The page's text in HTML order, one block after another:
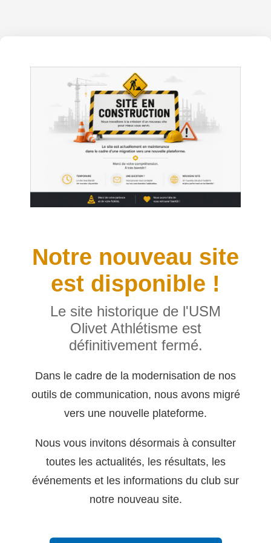
Notre nouveau site
est disponible !
Le site historique de l'USM
Olivet Athlétisme est
définitivement fermé.
Dans le cadre de la modernisation de nos
outils de communication, nous avons migré
vers une nouvelle plateforme.
Nous vous invitons désormais à consulter
toutes les actualités, les résultats, les
événements et les informations du club sur
notre nouveau site.